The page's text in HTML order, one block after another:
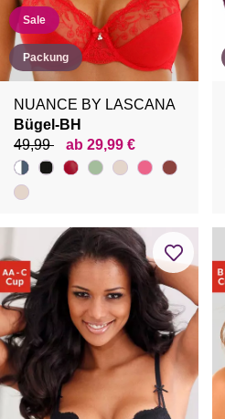
Sale
Packung
NUANCE BY LASCANA
Bügel-BH
49,99
ab 29,99 €